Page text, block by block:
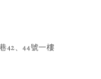
42、44號一樓